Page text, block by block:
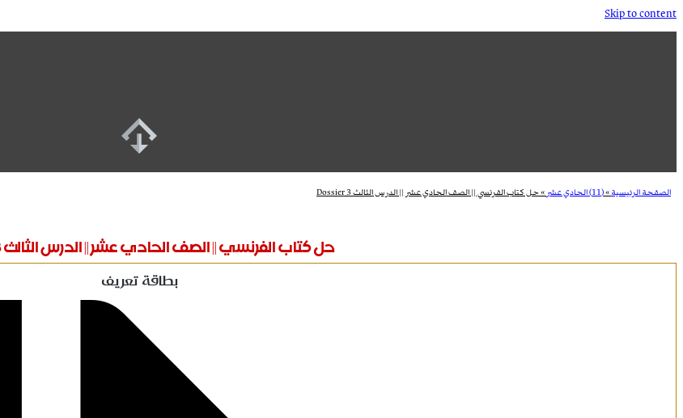
Skip to content
الصفحة الرئيسية»(11) الحادي عشر »حل كتاب الفرنسي || الصف الحادي عشر || الدرس الثالث Dossier 3
حل كتاب الفرنسي || الصف الحادي عشر || الدرس الثالث Dossier 3
بطاقة تعريف